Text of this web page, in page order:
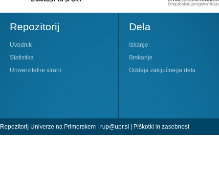
Repozitorij
Uvodnik
Statistika
Univerzitetne strani
Dela
Iskanje
Brskanje
Oddaja zaključnega dela
Repozitorij Univerze na Primorskem | rup@upr.si | Piškotki in zasebnost